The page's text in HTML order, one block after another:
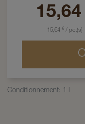
15,64
15,64 €/ pot(s)
Conditionnement: 1 l